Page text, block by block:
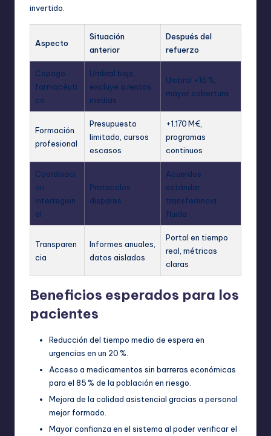
invertido.
Aspecto
Situación
anterior
Después del
refuerzo
Copago
farmacéuti
co
Umbral bajo,
excluye a rentas
medias
Umbral +15 %,
mayor cobertura
Formación
profesional
Presupuesto
limitado, cursos
escasos
+1.170 M€,
programas
continuos
Coordinaci
ón
interregion
al
Protocolos
dispares
Acuerdos
estándar,
transferencia
fluida
Transparen
cia
Informes anuales,
datos aislados
Portal en tiempo
real, métricas
claras
Beneficios esperados para los
pacientes
Reducción del tiempo medio de espera en
urgencias en un 20 %.
Acceso a medicamentos sin barreras económicas
para el 85 % de la población en riesgo.
Mejora de la calidad asistencial gracias a personal
mejor formado.
Mayor confianza en el sistema al poder verificar el